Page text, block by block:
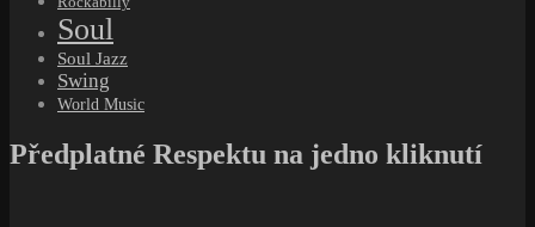
Hot 8 Brass Band: Když se dechová
kapela stane životním příběhem
#NOLAGroove